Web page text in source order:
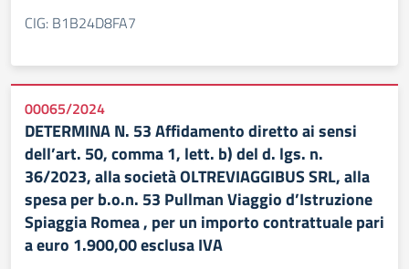
CIG: B1B24D8FA7
00065/2024
DETERMINA N. 53 Affidamento diretto ai sensi
dell’art. 50, comma 1, lett. b) del d. lgs. n.
36/2023, alla società OLTREVIAGGIBUS SRL, alla
spesa per b.o.n. 53 Pullman Viaggio d’Istruzione
Spiaggia Romea , per un importo contrattuale pari
a euro 1.900,00 esclusa IVA